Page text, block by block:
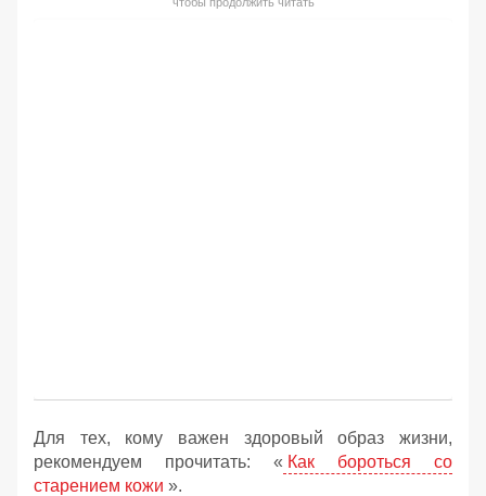
Для тех, кому важен здоровый образ жизни,
рекомендуем прочитать: « Как бороться со
старением кожи ».